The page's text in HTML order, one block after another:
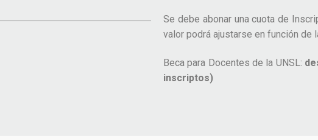
Se debe abonar una cuota de
valor podrá ajustarse en función de
Beca para Docentes de la UNSL:
inscriptos)